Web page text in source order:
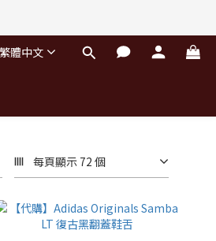
繁體中文
每頁顯示 72 個